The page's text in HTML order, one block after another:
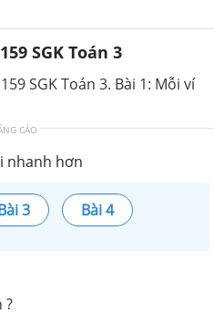
SGK Toán 3
SGK Toán 3. Bài 1: Mỗi ví
CÁO
nhanh hơn
3 Bài 4
?